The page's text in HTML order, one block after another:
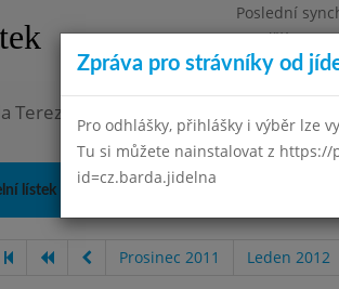
Poslední
Pondělí
Omezení
Terezín, okres Litoměřice
lístek Kontakty a informace
Prosinec 2011 Leden 2012
Zpráva pro strávníky od
Pro odhlášky, přihlášky i výběr lze
Tu si můžete nainstalovat z
id=cz.barda.jidelna